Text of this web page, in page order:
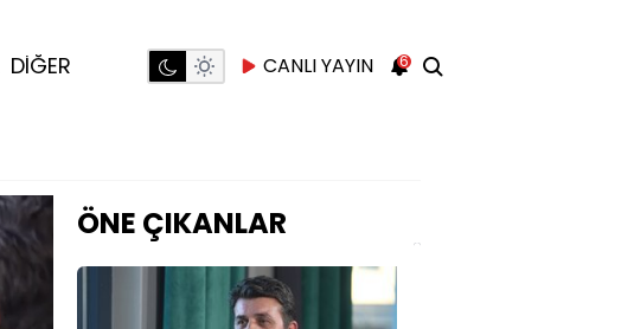
DİĞER CANLI YAYIN 6
ÖNE ÇIKANLAR